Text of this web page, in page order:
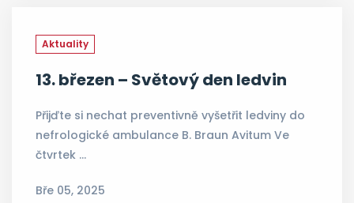
Aktuality
13. březen – Světový den ledvin
Přijďte si nechat preventivně vyšetřit ledviny do
nefrologické ambulance B. Braun Avitum Ve
čtvrtek …
Bře 05, 2025